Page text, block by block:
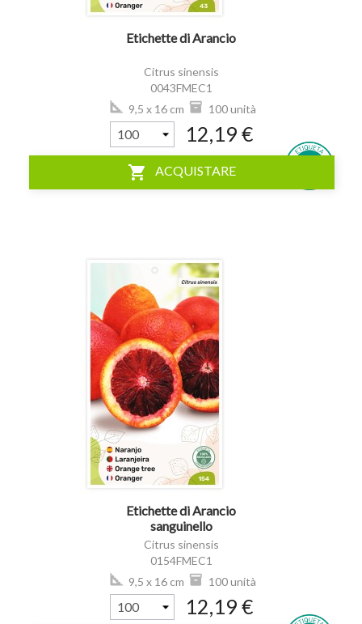
Etichette di Arancio
Citrus sinensis
0043FMEC1
9,5 x 16 cm
100 unità
12,19 €
shopping_cart ACQUISTARE
Etichette di Arancio
sanguinello
Citrus sinensis
0154FMEC1
9,5 x 16 cm
100 unità
12,19 €